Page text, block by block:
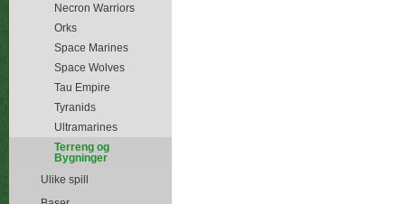
Necron Warriors
Orks
Space Marines
Space Wolves
Tau Empire
Tyranids
Ultramarines
Terreng og
Bygninger
Ulike spill